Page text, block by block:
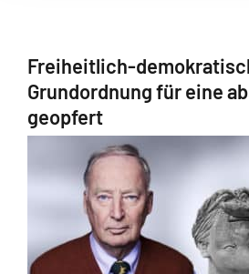
Freiheitlich-
Grundordnung für eine
geopfert